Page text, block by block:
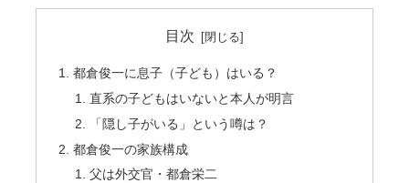
目次
都倉俊一に息子（子ども）はいる？
直系の子どもはいないと本人が明言
「隠し子がいる」という噂は？
都倉俊一の家族構成
父は外交官・都倉栄二